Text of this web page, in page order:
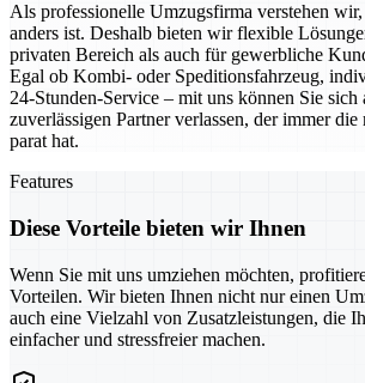
Als professionelle Umzugsfirma verstehen
anders ist. Deshalb bieten wir flexible
privaten Bereich als auch für gewerbliche
Egal ob Kombi- oder Speditionsfahrzeug,
24-Stunden-Service – mit uns können Sie sich
zuverlässigen Partner verlassen, der immer
parat hat.
Features
Diese Vorteile bieten wir Ihnen
Wenn Sie mit uns umziehen möchten,
Vorteilen. Wir bieten Ihnen nicht nur einen
auch eine Vielzahl von Zusatzleistungen, die
einfacher und stressfreier machen.